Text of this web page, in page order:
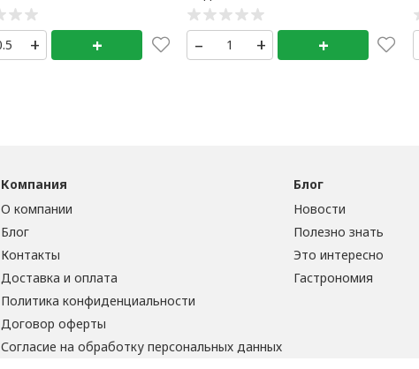
+ + – + +
Компания
О компании
Блог
Контакты
Доставка и оплата
Политика конфиденциальности
Договор оферты
Согласие на обработку персональных данных
Блог
Новости
Полезно знать
Это интересно
Гастрономия